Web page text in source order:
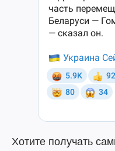
Хотите получать